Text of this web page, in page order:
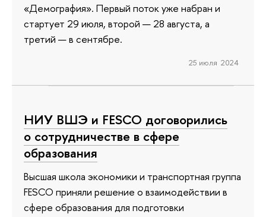
«Демография». Первый поток уже набран и
стартует 29 июля, второй — 28 августа, а
третий — в сентябре.
25 июля 2024
НИУ ВШЭ и FESCO договорились
о сотрудничестве в сфере
образования
Высшая школа экономики и транспортная группа
FESCO приняли решение о взаимодействии в
сфере образования для подготовки